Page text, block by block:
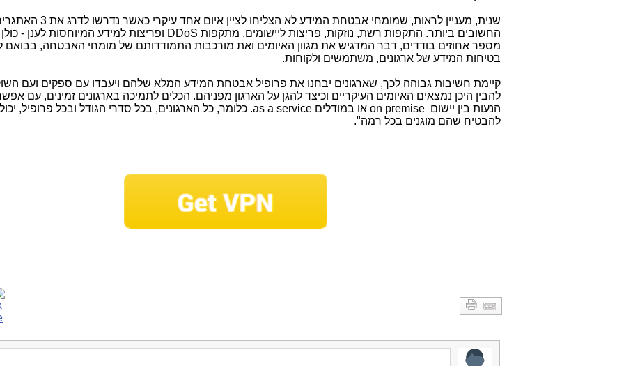
שנית, מעניין לראות, שמומחי אבטחת המידע לא הצליחו לציין איום אחד עיקרי כאשר נדרשו
החשובים ביותר. התקפות רשת, נוזקות, פריצות ליישומים, מתקפות DDoS ופריצות למידע המיוחסות לענן - כולן
מספר אחוזים בודדים, דבר המדגיש את מגוון האיומים ואת מורכבות התמודדותם של מומחי האבטחה, בבואם
בטיחות המידע של ארגונים, משתמשים ולקוחות.
קיימת חשיבות גבוהה לכך, שארגונים יבחנו את פרופיל אבטחת המידע המלא שלהם ויעבדו עם ספקים ועם
להבין היכן נמצאים האיומים העיקריים וכיצד להגן על הארגון מפניהם. הכלים לתמיכה בארגונים זמינים, עם
הנעות בין יישום on premise או במודליםas a service. כלומר, כל הארגונים, בכל סדרי הגודל ובכל פרופיל,
להבטיח שהם מוגנים בכל רמה".